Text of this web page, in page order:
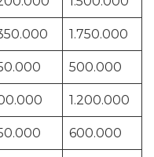
1.750.000
500.000
1.200.000
600.000